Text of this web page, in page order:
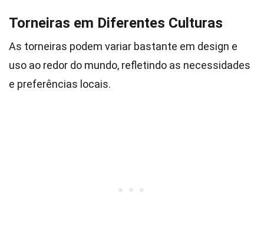
Torneiras em Diferentes Culturas
As torneiras podem variar bastante em design e
uso ao redor do mundo, refletindo as necessidades
e preferências locais.